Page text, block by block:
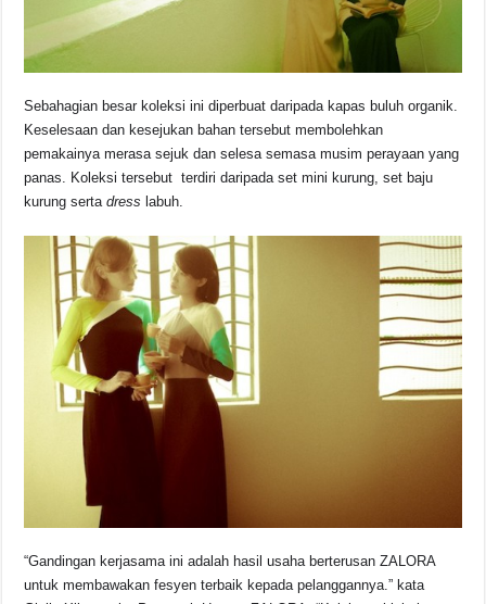
Sebahagian besar koleksi ini diperbuat daripada kapas buluh organik.
Keselesaan dan kesejukan bahan tersebut membolehkan
pemakainya merasa sejuk dan selesa semasa musim perayaan yang
panas. Koleksi tersebut terdiri daripada set mini kurung, set baju
kurung sertadress labuh.
“Gandingan kerjasama ini adalah hasil usaha berterusan ZALORA
untuk membawakan fesyen terbaik kepada pelanggannya.” kata